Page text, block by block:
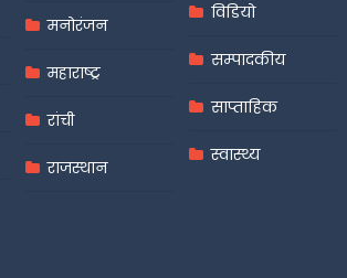
मनोरंजन
महाराष्ट्र
रांची
राजस्थान
विडियो
सम्पादकीय
साप्ताहिक
स्वास्थ्य